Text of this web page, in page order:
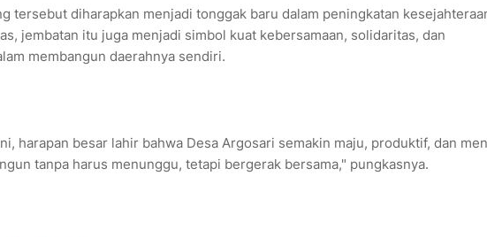
tersebut diharapkan menjadi tonggak baru dalam peningkatan
jembatan itu juga menjadi simbol kuat kebersamaan, solidaritas, dan
membangun daerahnya sendiri.
harapan besar lahir bahwa Desa Argosari semakin maju, produktif, dan
tanpa harus menunggu, tetapi bergerak bersama," pungkasnya.